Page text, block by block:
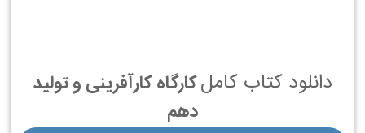
دانلود کتاب کاملکارگاه کارآفرینی و تولید
دهم